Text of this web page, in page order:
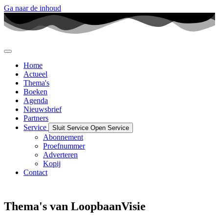
Ga naar de inhoud
Home
Actueel
Thema's
Boeken
Agenda
Nieuwsbrief
Partners
Service
Sluit Service Open Service
Abonnement
Proefnummer
Adverteren
Kopij
Contact
Thema's van LoopbaanVisie